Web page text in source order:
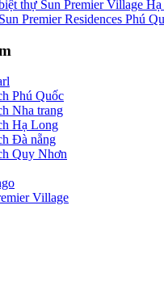
thự Sun Premier Village
Premier Residences Phú
Phú Quốc
Nha trang
Hạ Long
Đà nẵng
Quy Nhơn
Village